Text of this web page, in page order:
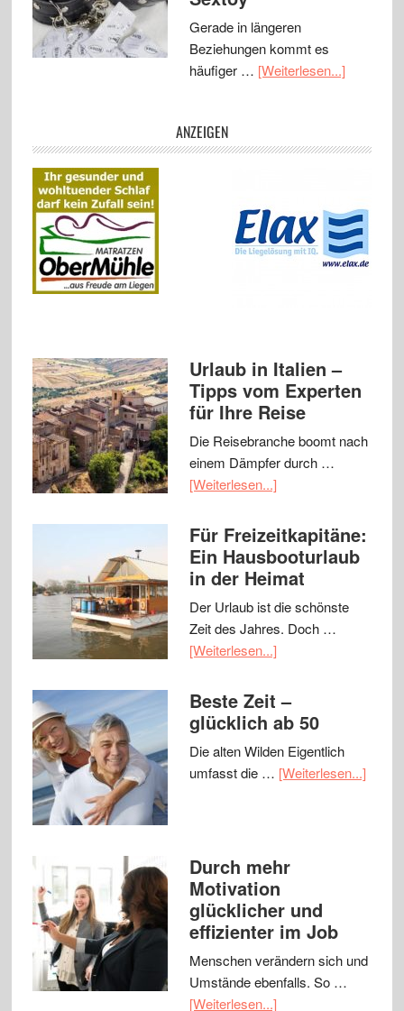
Gerade in längeren
Beziehungen kommt es
häufiger … [Weiterlesen...]
ANZEIGEN
Urlaub in Italien –
Tipps vom Experten
für Ihre Reise
Die Reisebranche boomt nach
einem Dämpfer durch …
[Weiterlesen...]
Für Freizeitkapitäne:
Ein Hausbooturlaub
in der Heimat
Der Urlaub ist die schönste
Zeit des Jahres. Doch …
[Weiterlesen...]
Beste Zeit –
glücklich ab 50
Die alten Wilden Eigentlich
umfasst die … [Weiterlesen...]
Durch mehr
Motivation
glücklicher und
effizienter im Job
Menschen verändern sich und
Umstände ebenfalls. So …
[Weiterlesen...]